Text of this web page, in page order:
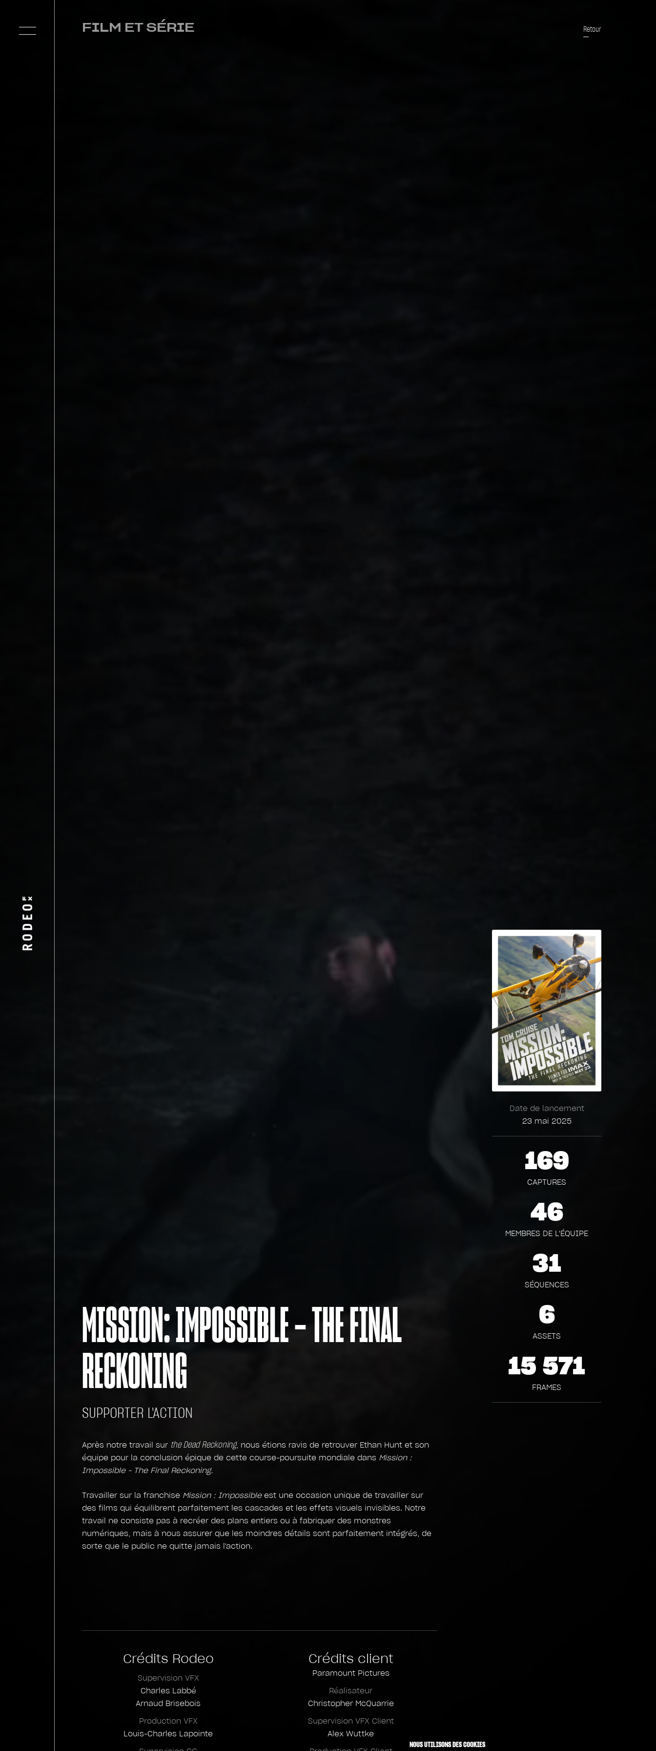
FILM ET SÉRIE Retour
MISSION: IMPOSSIBLE – THE FINAL
RECKONING
SUPPORTER L'ACTION
Après notre travail sur the Dead Reckoning, nous étions ravis de retrouver Ethan Hunt et son
équipe pour la conclusion épique de cette course-poursuite mondiale dans Mission :
Impossible - The Final Reckoning.
Travailler sur la franchise Mission : Impossibleest une occasion unique de travailler sur
des films qui équilibrent parfaitement les cascades et les effets visuels invisibles. Notre
travail ne consiste pas à recréer des plans entiers ou à fabriquer des monstres
numériques, mais à nous assurer que les moindres détails sont parfaitement intégrés, de
sorte que le public ne quitte jamais l'action.
Crédits Rodeo
Supervision VFX
Charles Labbé
Arnaud Brisebois
Production VFX
Louis-Charles Lapointe
Crédits client
Paramount Pictures
Réalisateur
Christopher McQuarrie
Supervision VFX Client
Alex Wuttke
Date de lancement
23 mai 2025
169
CAPTURES
46
MEMBRES DE L'ÉQUIPE
31
SÉQUENCES
6
ASSETS
15 571
FRAMES
NOUS UTILISONS DES COOKIES